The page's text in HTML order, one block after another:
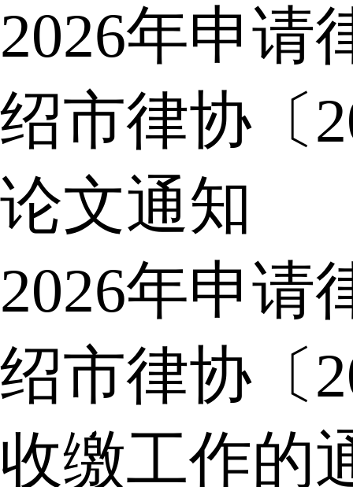
2026年申请
绍市律协〔
论文通知
2026年申请
绍市律协〔
收缴工作的